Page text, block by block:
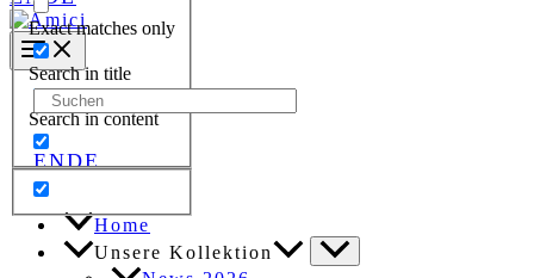
Exact matches only
Search in title
Search in content
Search
for:
ENDE
Home
Unsere Kollektion